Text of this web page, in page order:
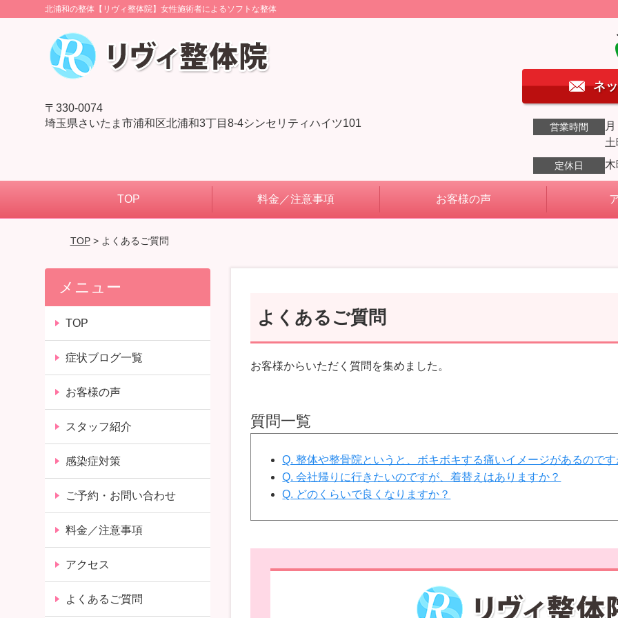
北浦和の整体【リヴィ整体院】女性施術者によるソフトな整体
〒330-0074
埼玉県さいたま市浦和区北浦和3丁目8-4シンセリティハイツ101
ネ
営業時間
定休日 木
TOP 料金／注意事項 お客様の声
TOP> よくあるご質問
よくあるご質問
お客様からいただく質問を集めました。
質問一覧
Q. 整体や整骨院というと、ボキボキする痛いイメージがあるのです
Q. 会社帰りに行きたいのですが、着替えはありますか？
Q. どのくらいで良くなりますか？
メニュー
TOP
症状ブログ一覧
お客様の声
スタッフ紹介
感染症対策
ご予約・お問い合わせ
料金／注意事項
アクセス
よくあるご質問